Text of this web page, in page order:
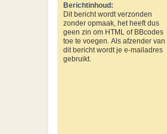
Berichtinhoud:
Dit bericht wordt verzonden
zonder opmaak, het heeft dus
geen zin om HTML of BBcodes
toe te voegen. Als afzender van
dit bericht wordt je e-mailadres
gebruikt.